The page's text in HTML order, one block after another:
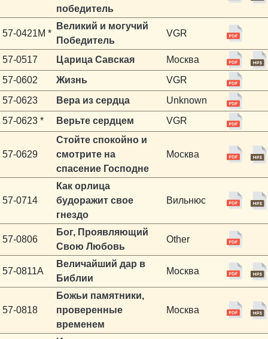
победитель
57-0421M *
Великий и могучий
Победитель
VGR
57-0517 Царица Савская
Москва
57-0602
Жизнь
VGR
57-0623
Вера из сердца
Unknown
57-0623 *
Верьте сердцем VGR
57-0629
Стойте спокойно и
смотрите на
спасение Господне
Москва
57-0714
Как орлица
будоражит свое
гнездо
Вильнюс
57-0806
Бог, Проявляющий
Свою Любовь
Other
57-0811A
Величайший дар в
Библии
Москва
57-0818
Божьи памятники,
проверенные
временем
Москва